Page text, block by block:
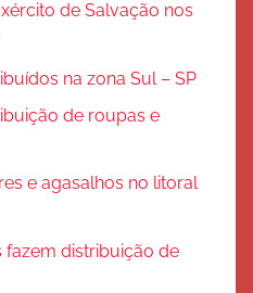
de Salvação nos
na zona Sul – SP
de roupas e
e agasalhos no litoral
fazem distribuição de